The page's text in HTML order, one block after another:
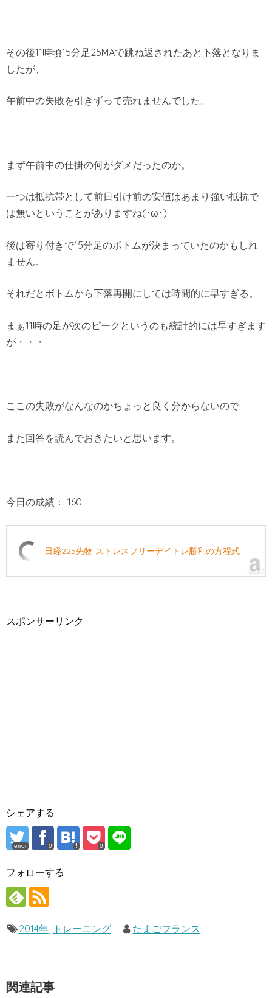
その後11時頃15分足25MAで跳ね返されたあと下落となりま
したが、
午前中の失敗を引きずって売れませんでした。
まず午前中の仕掛の何がダメだったのか。
一つは抵抗帯として前日引け前の安値はあまり強い抵抗で
は無いということがありますね(･ω･)
後は寄り付きで15分足のボトムが決まっていたのかもしれ
ません。
それだとボトムから下落再開にしては時間的に早すぎる。
まぁ11時の足が次のピークというのも統計的には早すぎます
が・・・
ここの失敗がなんなのかちょっと良く分からないので
また回答を読んでおきたいと思います。
今日の成績：-160
日経225先物 ストレスフリーデイトレ勝利の方程式
スポンサーリンク
シェアする
error 0 0
フォローする
2014年, トレーニング たまごフランス
関連記事